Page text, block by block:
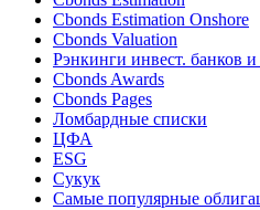
Cbonds Estimation Onshore
Cbonds Valuation
Рэнкинги инвест. банков
Cbonds Awards
Cbonds Pages
Ломбардные списки
ЦФА
ESG
Сукук
Самые популярные